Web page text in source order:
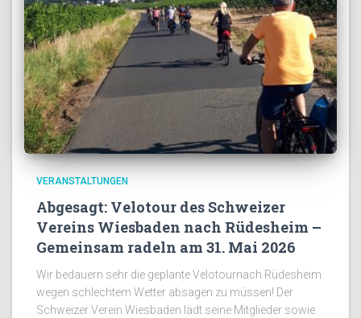
VERANSTALTUNGEN
Abgesagt: Velotour des Schweizer
Vereins Wiesbaden nach Rüdesheim –
Gemeinsam radeln am 31. Mai 2026
Wir bedauern sehr die geplante Velotournach Rüdesheim
wegen schlechtem Wetter absagen zu müssen! Der
Schweizer Verein Wiesbaden lädt seine Mitglieder sowie